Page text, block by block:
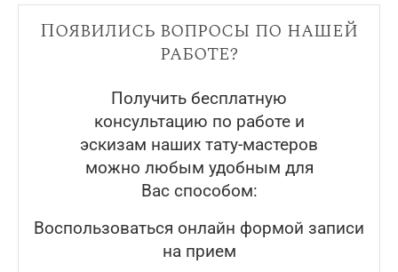
Появились вопросы по нашей
работе?
Получить бесплатную
консультацию по работе и
эскизам наших тату-мастеров
можно любым удобным для
Вас способом:
Воспользоваться онлайн формой записи
на прием